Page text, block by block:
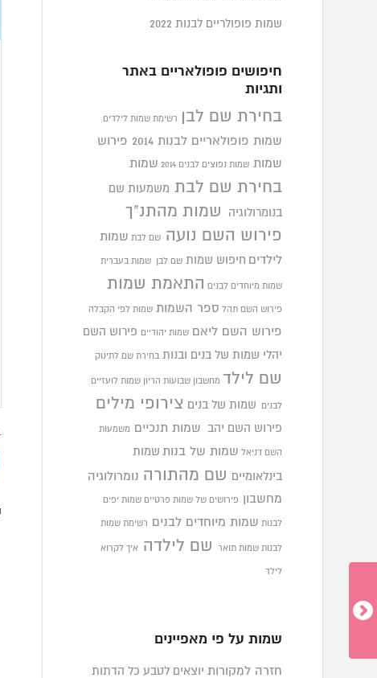
שמות פופולריים לבנות 2022
חיפושים פופולאריים באתר
ותגיות
בחירת שם לבן רשימת שמות לילדים
שמות פופולאריים לבנות 2014 פירוש
שמות שמות נפוצים לבנים 2014 שמות
בחירת שם לבת משמעות שם
בנומרולוגיה
שמות מהתנ"ך
פירוש השם נועה
שם לבת שמות
לילדים חיפוש שמות שם לבן שמות בעברית
שמות מיוחדים לבנים התאמת שמות
פירוש השם תהל ספר השמות שמות לפי הקבלה
פירוש השם ליאם שמות יהודיים פירוש השם
יהלי שמות של בנים ובנות בחירת שם לתינוק
שם לילד מחשבון שבועות הריון שמות לועזיים
לבנים שמות של בנים צירופי מילים
פירוש השם יהב שמות תנכיים משמעות
השם דניאל שמות של בנות שמות
בינלאומיים שם מהתורה נומרולוגיה
מחשבון פירושים של שמות פרטיים שמות יפים
לבנות שמות מיוחדים לבנים רשימת שמות
לבנות שמות תואר שם לילדה איך לקרוא
לילד
שמות על פי מאפיינים
חזרה למקורות יוצאים לטבע כל הדתות